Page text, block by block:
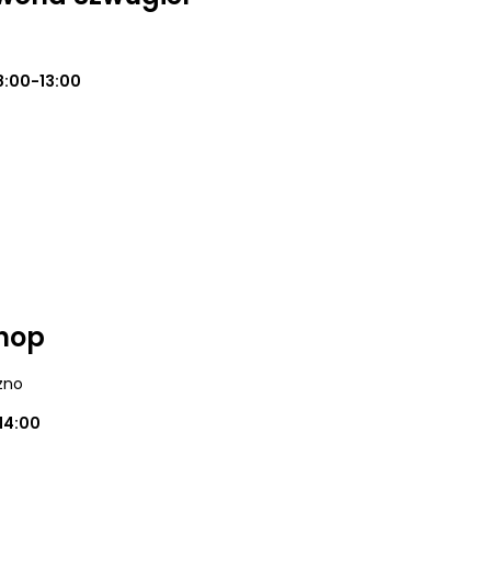
13:00